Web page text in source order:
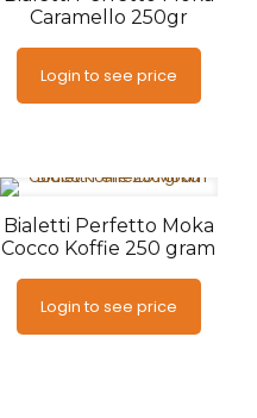
Caramello 250gr
Login to see price
Bialetti Perfetto Moka
Cocco Koffie 250 gram
Login to see price